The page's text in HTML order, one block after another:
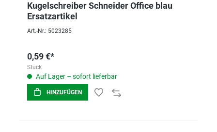
Kugelschreiber Schneider Office blau
Ersatzartikel
Art.-Nr.: 5023285
0,59 €*
Stück
Auf Lager – sofort lieferbar
HINZUFÜGEN